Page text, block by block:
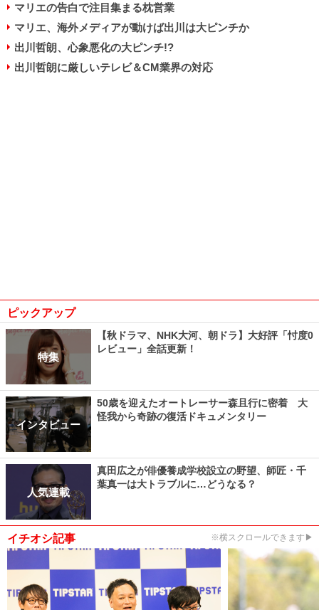
マリエの告白で注目集まる枕営業
マリエ、海外メディアが動けば出川は大ピンチか
出川哲朗、心象悪化の大ピンチ!?
出川哲朗に厳しいテレビ＆CM業界の対応
ピックアップ
特集
【秋ドラマ、NHK大河、朝ドラ】大好評「忖度0
レビュー」全話更新！
インタビュー
50歳を迎えたオートレーサー森且行に密着 大
怪我から奇跡の復活ドキュメンタリー
人気連載
真田広之が俳優養成学校設立の野望、師匠・千
葉真一は大トラブルに…どうなる？
イチオシ記事 ※横スクロールできます▶